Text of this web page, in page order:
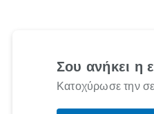
Σου ανήκει η
Κατοχύρωσε την